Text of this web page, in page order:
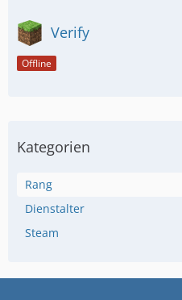
Verify
Offline
Kategorien
Rang
Dienstalter
Steam